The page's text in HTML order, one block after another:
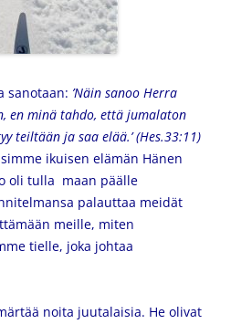
sanotaan: ’Näin sanoo Herra
en minä tahdo, että jumalaton
teiltään ja saa elää.’ (Hes.33:11)
ikuisen elämän Hänen
oli tulla maan päälle
palauttaa meidät
meille, miten
tielle, joka johtaa
noita juutalaisia. He olivat